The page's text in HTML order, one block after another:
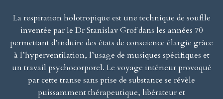
La respiration holotropique est une technique de souflle
inventée par le Dr Stanislav Grofdans les années 70
permettant d’induire des états de conscience élargie grâce
à l’hyperventilation, l’usage de musiques spécifiques et
un travail psychocorporel. Le voyage intérieur provoqué
par cette transe sans prise de substance se révèle
puissamment thérapeutique, libérateur et